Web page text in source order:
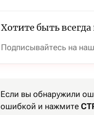
Хотите быть
Подписывайтесь на
Если вы обнаружили
ошибкой и нажмите